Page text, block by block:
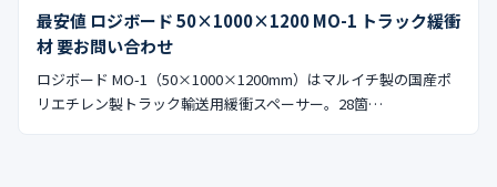
最安値 ロジボード 50×1000×1200 MO-1 トラック緩衝
材 要お問い合わせ
ロジボード MO-1（50×1000×1200mm）はマルイチ製の国産ポ
リエチレン製トラック輸送用緩衝スペーサー。28箇…